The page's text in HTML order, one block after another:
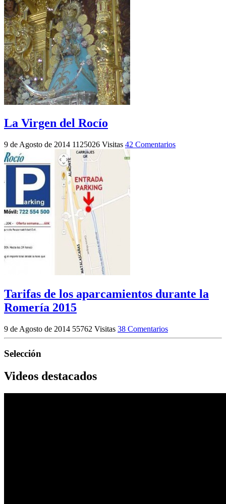
La Virgen del Rocío
9 de Agosto de 2014 1125026 Visitas 42 Comentarios
Tarifas de los aparcamientos durante la
Romería 2015
9 de Agosto de 2014 55762 Visitas 38 Comentarios
Selección
Videos destacados